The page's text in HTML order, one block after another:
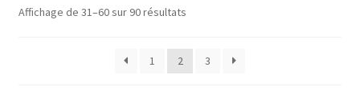
Affichage de 31–60 sur 90 résultatsTrié
popularité
1
2 3